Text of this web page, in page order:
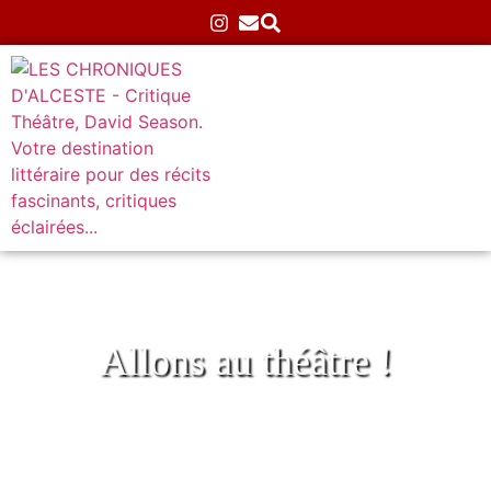
Allons au théâtre !